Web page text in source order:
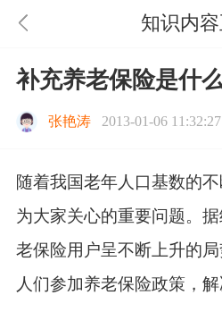
知识内
补充养老保险是什
张艳涛 2013-01-06 11:32:27
随着我国老年人口基数的
为大家关心的重要问题。
老保险用户呈不断上升的
人们参加养老保险政策，解